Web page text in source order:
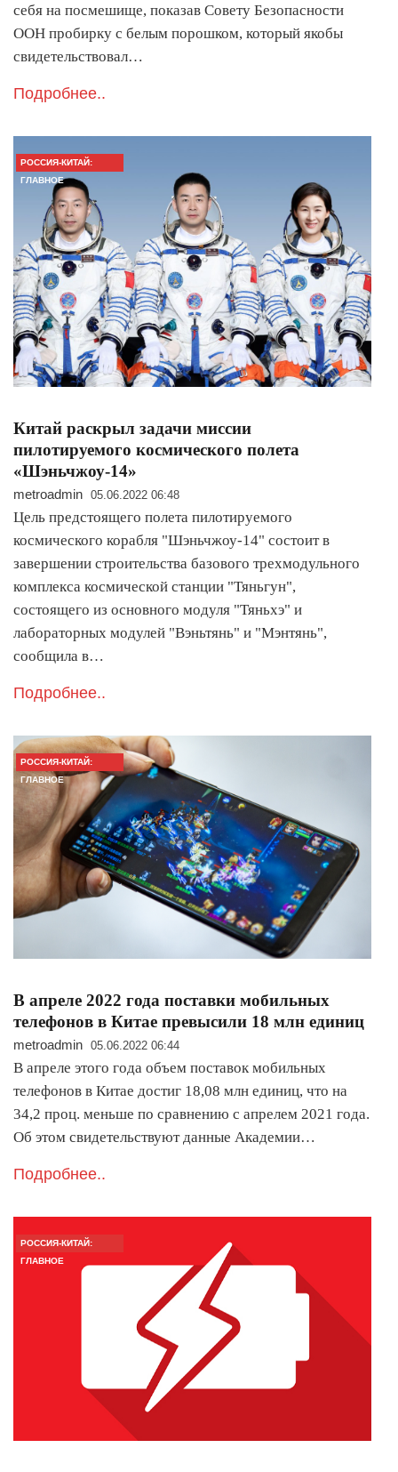
себя на посмешище, показав Совету Безопасности
ООН пробирку с белым порошком, который якобы
свидетельствовал…
Подробнее..
РОССИЯ-КИТАЙ:
ГЛАВНОЕ
Китай раскрыл задачи миссии
пилотируемого космического полета
«Шэньчжоу-14»
metroadmin 05.06.2022 06:48
Цель предстоящего полета пилотируемого
космического корабля "Шэньчжоу-14" состоит в
завершении строительства базового трехмодульного
комплекса космической станции "Тяньгун",
состоящего из основного модуля "Тяньхэ" и
лабораторных модулей "Вэньтянь" и "Мэнтянь",
сообщила в…
Подробнее..
РОССИЯ-КИТАЙ:
ГЛАВНОЕ
В апреле 2022 года поставки мобильных
телефонов в Китае превысили 18 млн единиц
metroadmin 05.06.2022 06:44
В апреле этого года объем поставок мобильных
телефонов в Китае достиг 18,08 млн единиц, что на
34,2 проц. меньше по сравнению с апрелем 2021 года.
Об этом свидетельствуют данные Академии…
Подробнее..
РОССИЯ-КИТАЙ:
ГЛАВНОЕ